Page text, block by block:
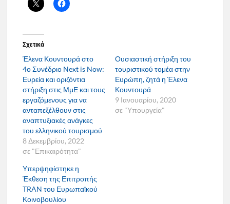
Σχετικά
Έλενα Κουντουρά στο
4ο Συνέδριο Next is Now:
Ευρεία και οριζόντια
στήριξη στις ΜμΕ και τους
εργαζόμενους για να
ανταπεξέλθουν στις
αναπτυξιακές ανάγκες
του ελληνικού τουρισμού
8 Δεκεμβρίου, 2022
σε "Επικαιρότητα"
Ουσιαστική στήριξη του
τουριστικού τομέα στην
Ευρώπη, ζητά η Έλενα
Κουντουρά
9 Ιανουαρίου, 2020
σε "Υπουργεία"
Υπερψηφίστηκε η
Έκθεση της Επιτροπής
TRAN του Ευρωπαϊκού
Κοινοβουλίου